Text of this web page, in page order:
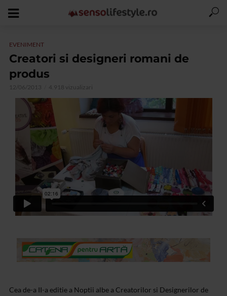
EVENIMENT
Creatori si designeri romani de
produs
12/06/2013 4.918 vizualizari
Cea de-a II-a editie a Noptii albe a Creatorilor si Designerilor de